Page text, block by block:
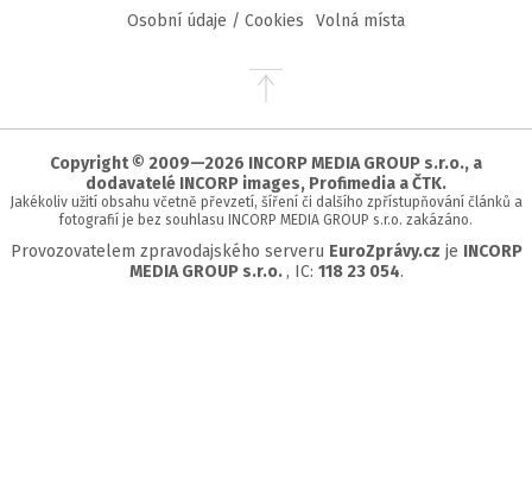
Osobní údaje / Cookies
Volná místa
Přejít
stránky
Copyright © 2009—2026 INCORP MEDIA GROUP s.r.o., a
dodavatelé INCORP images, Profimedia a ČTK.
Jakékoliv užití obsahu včetně převzetí, šíření či dalšího zpřístupňování článků a
fotografií je bez souhlasu INCORP MEDIA GROUP s.r.o. zakázáno.
Provozovatelem zpravodajského serveru EuroZprávy.cz je INCORP
MEDIA GROUP s.r.o. , IC: 118 23 054.